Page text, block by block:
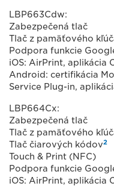
LBP663Cdw:
Zabezpečená tlač
Tlač z pamäťového
Podpora funkcie
iOS: AirPrint, aplikácia
Android: certifikácia
Service Plug-in,
LBP664Cx:
Zabezpečená tlač
Tlač z pamäťového
Tlač čiarových kódov2
Touch & Print (NFC)
Podpora funkcie
iOS: AirPrint, aplikácia